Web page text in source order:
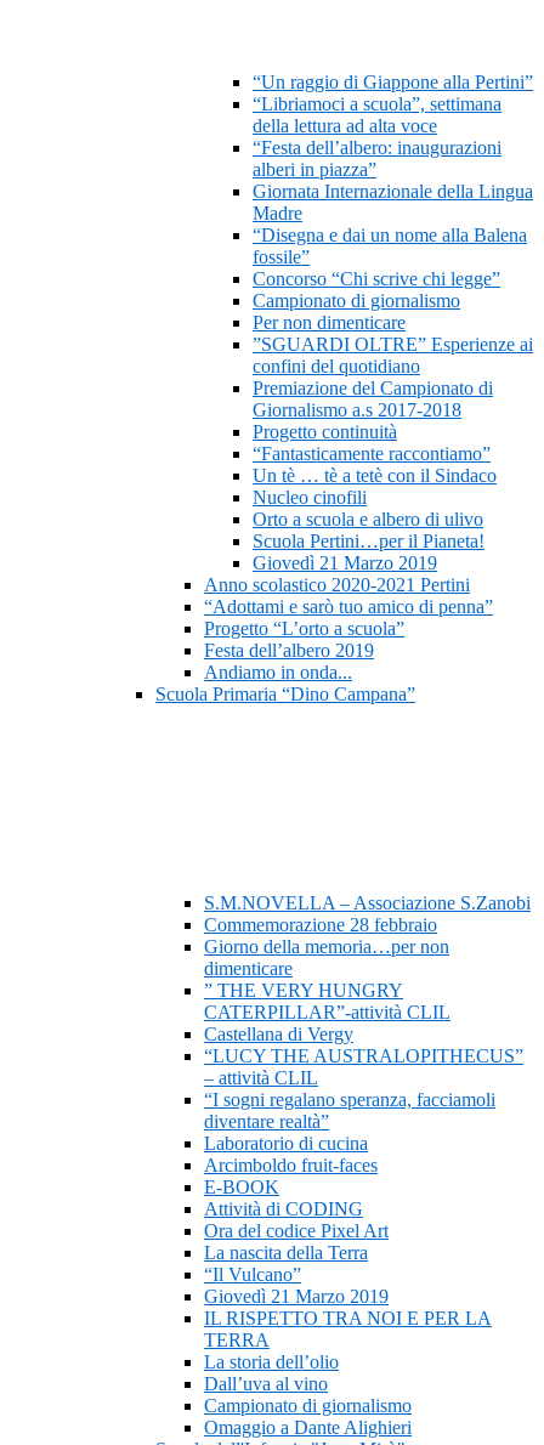
“Un raggio di Giappone alla Pertini”
“Libriamoci a scuola”, settimana
della lettura ad alta voce
“Festa dell’albero: inaugurazioni
alberi in piazza”
Giornata Internazionale della Lingua
Madre
“Disegna e dai un nome alla Balena
fossile”
Concorso “Chi scrive chi legge”
Campionato di giornalismo
Per non dimenticare
”SGUARDI OLTRE” Esperienze ai
confini del quotidiano
Premiazione del Campionato di
Giornalismo a.s 2017-2018
Progetto continuità
“Fantasticamente raccontiamo”
Un tè … tè a tetè con il Sindaco
Nucleo cinofili
Orto a scuola e albero di ulivo
Scuola Pertini…per il Pianeta!
Giovedì 21 Marzo 2019
Anno scolastico 2020-2021 Pertini
“Adottami e sarò tuo amico di penna”
Progetto “L’orto a scuola”
Festa dell’albero 2019
Andiamo in onda...
Scuola Primaria “Dino Campana”
S.M.NOVELLA – Associazione S.Zanobi
Commemorazione 28 febbraio
Giorno della memoria…per non
dimenticare
” THE VERY HUNGRY
CATERPILLAR”-attività CLIL
Castellana di Vergy
“LUCY THE AUSTRALOPITHECUS”
– attività CLIL
“I sogni regalano speranza, facciamoli
diventare realtà”
Laboratorio di cucina
Arcimboldo fruit-faces
E-BOOK
Attività di CODING
Ora del codice Pixel Art
La nascita della Terra
“Il Vulcano”
Giovedì 21 Marzo 2019
IL RISPETTO TRA NOI E PER LA
TERRA
La storia dell’olio
Dall’uva al vino
Campionato di giornalismo
Omaggio a Dante Alighieri